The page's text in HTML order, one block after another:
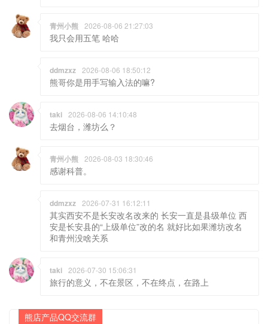
青州小熊 2026-08-06 21:27:03
我只会用五笔 哈哈
ddmzxz 2026-08-06 18:50:12
熊哥你是用手写输入法的嘛?
taki 2026-08-06 14:10:48
去烟台，潍坊么？
青州小熊 2026-08-03 18:30:46
感谢科普。
ddmzxz 2026-07-31 16:12:11
其实西安不是长安改名改来的 长安一直是县级单位 西
安是长安县的“上级单位”改的名 就好比如果潍坊改名
和青州没啥关系
taki 2026-07-30 15:06:31
旅行的意义，不在景区，不在终点，在路上
熊店产品QQ交流群